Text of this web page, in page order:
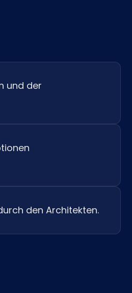
und der
den Architekten.